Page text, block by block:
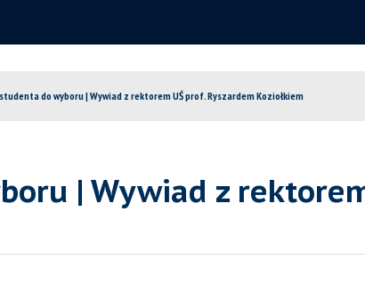
do wyboru | Wywiad z rektorem UŚ prof. Ryszardem Koziołkiem
| Wywiad z